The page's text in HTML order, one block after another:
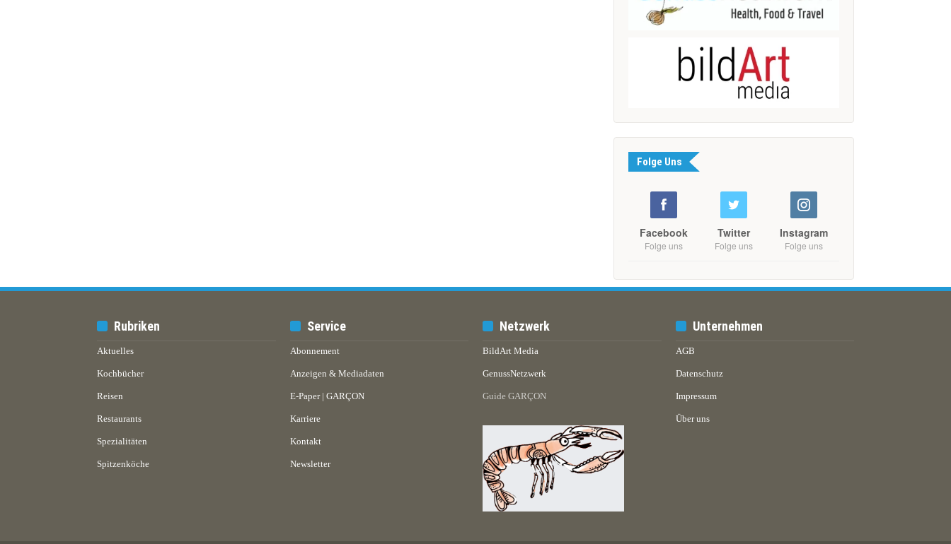
Folge Uns
Facebook
Folge uns
Twitter
Folge uns
Instagram
Folge uns
Rubriken
Aktuelles
Kochbücher
Reisen
Restaurants
Spezialitäten
Spitzenköche
Service
Abonnement
Anzeigen & Mediadaten
E-Paper | GARÇON
Karriere
Kontakt
Newsletter
Netzwerk
BildArt Media
GenussNetzwerk
Guide GARÇON
Unternehmen
AGB
Datenschutz
Impressum
Über uns